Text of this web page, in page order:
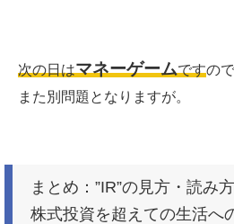
次の日はマネーゲームですので
また別問題となりますが。
まとめ：”IR”の見方・読み
株式投資を超えての生活へ